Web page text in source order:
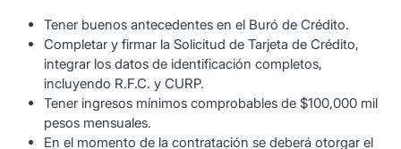
Tener buenos antecedentes en el Buró de Crédito.
Completar y firmar la Solicitud de Tarjeta de Crédito,
integrar los datos de identificación completos,
incluyendo R.F.C. y CURP.
Tener ingresos mínimos comprobables de $100,000 mil
pesos mensuales.
En el momento de la contratación se deberá otorgar el